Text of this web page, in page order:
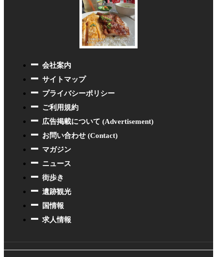
会社案内
サイトマップ
プライバシーポリシー
ご利用規約
広告掲載について (Advertisement)
お問い合わせ (Contact)
マガジン
ニュース
街歩き
遺跡観光
国情報
求人情報